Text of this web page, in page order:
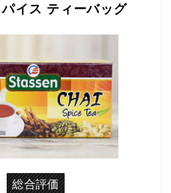
イス ティーバッグ
総合評価